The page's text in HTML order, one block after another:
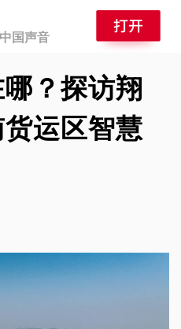
国声音
？探访翔
运区智慧